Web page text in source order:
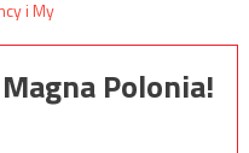
Polonia!